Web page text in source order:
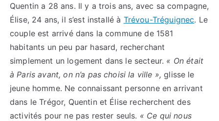
Quentin a 28 ans. Il y a trois ans, avec sa compagne,
Élise, 24 ans, il s’est installé à Trévou-Tréguignec. Le
couple est arrivé dans la commune de 1581
habitants un peu par hasard, recherchant
simplement un logement dans le secteur. « On était
à Paris avant, on n’a pas choisi la ville », glisse le
jeune homme. Ne connaissant personne en arrivant
dans le Trégor, Quentin et Élise recherchent des
activités pour ne pas rester seuls. « Ce qui nous